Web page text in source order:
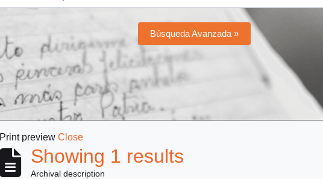
Búsqueda Avanzada »
Print preview Close
Showing 1 results
Archival description